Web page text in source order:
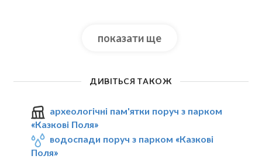
показати ще
ДИВІТЬСЯ ТАКОЖ
археологічні пам'ятки поруч з парком
«Казкові Поля»
водоспади поруч з парком «Казкові
Поля»